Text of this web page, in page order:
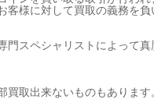
様に対して買取の義務を負
門スペシャリストによって
取出来ないものもあります